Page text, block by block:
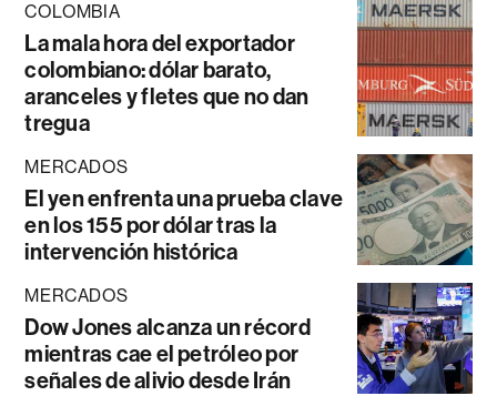
COLOMBIA
La mala hora del exportador
colombiano: dólar barato,
aranceles y fletes que no dan
tregua
MERCADOS
El yen enfrenta una prueba clave
en los 155 por dólar tras la
intervención histórica
MERCADOS
Dow Jones alcanza un récord
mientras cae el petróleo por
señales de alivio desde Irán